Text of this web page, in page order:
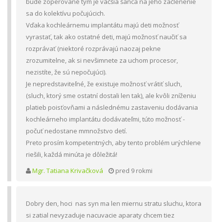
sa do kolektívu počujúcich.
Vďaka kochleárnemu implantátu majú deti možnosť
vyrastať, tak ako ostatné deti, majú možnosť naučiť sa
rozprávať (niektoré rozprávajú naozaj pekne
zrozumitelne, ak si nevšimnete za uchom procesor,
nezistíte, že sú nepočujúci).
Je nepredstaviteľné, že existuje možnosť vrátiť sluch,
(sluch, ktorý sme ostatní dostali len tak), ale kvôli zníženiu
platieb poisťovňami a následnému zastaveniu dodávania
kochleárneho implantátu dodávateľmi, túto možnosť -
počuť nedostane mmnožstvo detí.
Preto prosím kompetentných, aby tento problém urýchlene
riešili, každá minúta je dôležitá!
Mgr. Tatiana Krivačková
pred 9 rokmi
Dobry den, hoci nas syn ma len miernu stratu sluchu, ktora
si zatial nevyzaduje nacuvacie aparaty chcem tiez